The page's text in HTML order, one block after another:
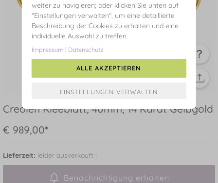
Creolen Kleeblatt, 40mm, 14 Karat Gelbgold
€ 989,00*
Lieferzeit: leider ausverkauft !
Benachrichtigung erhalten
weiter zu navigieren; oder klicken Sie unten auf
"Einstellungen verwalten", um eine detaillierte
Beschreibung der Cookies zu erhalten und eine
individuelle Auswahl zu treffen.
Impressum | Datenschutz
ALLE AKZEPTIEREN